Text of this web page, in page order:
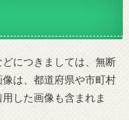
につきましては、無断
は、都道府県や市町村
した画像も含まれま